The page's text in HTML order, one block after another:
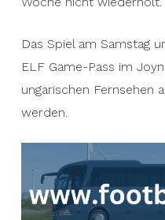
Das Spiel am Samstag
ELF Game-Pass im
ungarischen Fernsehen
werden.